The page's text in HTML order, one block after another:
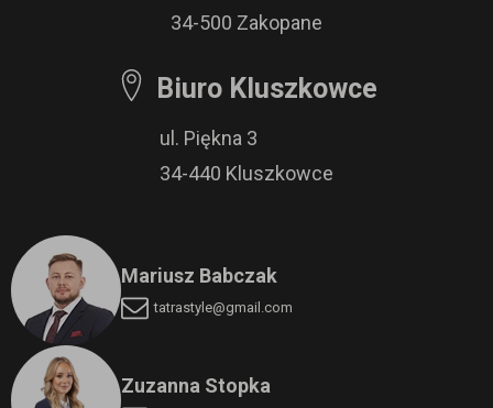
34-500 Zakopane
Biuro Kluszkowce
ul. Piękna 3
34-440 Kluszkowce
Mariusz Babczak
tatrastyle@gmail.com
Zuzanna Stopka